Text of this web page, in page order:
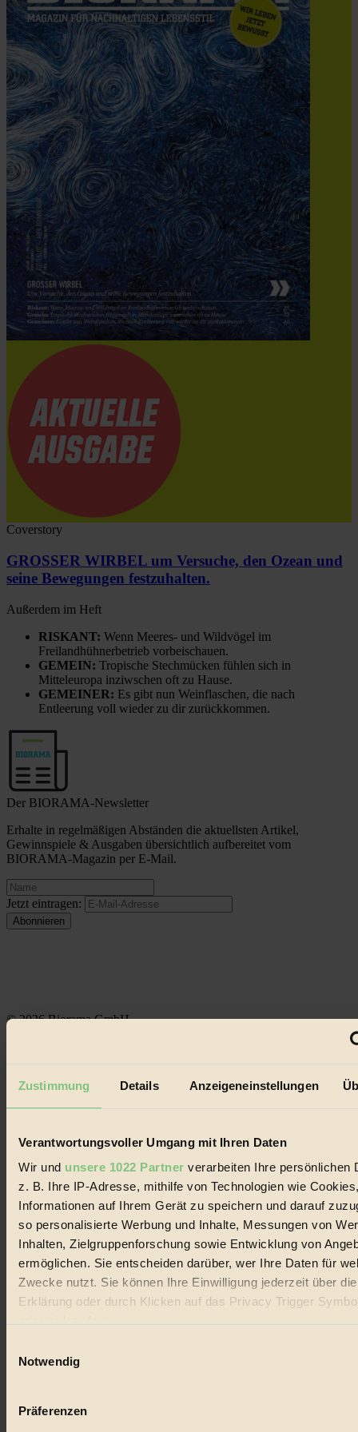
Zustimmung Details Anzeigeneinstellungen
Verantwortungsvoller Umgang mit Ihren Daten
Wir und unsere 1022 Partner verarbeiten Ihre persönlichen
z. B. Ihre IP-Adresse, mithilfe von Technologien wie
Informationen auf Ihrem Gerät zu speichern und darauf
so personalisierte Werbung und Inhalte, Messungen von
Inhalten, Zielgruppenforschung sowie Entwicklung von
ermöglichen. Sie entscheiden darüber, wer Ihre Daten für
Zwecke nutzt. Sie können Ihre Einwilligung jederzeit über
Erklärung oder durch Klicken auf das Privacy Trigger
Wenn Sie es erlauben, würden wir auch gerne:
Ihr Gerät durch aktives Scannen nach bestimmten
Notwendig
Präferenzen
Coverstory
GROSSER WIRBEL um Versuche, den Ozean und
seine Bewegungen festzuhalten.
Außerdem im Heft
RISKANT: Wenn Meeres- und Wildvögel im
Freilandhühnerbetrieb vorbeischauen.
GEMEIN: Tropische Stechmücken fühlen sich in
Mitteleuropa inziwschen oft zu Hause.
GEMEINER: Es gibt nun Weinflaschen, die nach
Entleerung voll wieder zu dir zurückkommen.
Der BIORAMA-Newsletter
Erhalte in regelmäßigen Abständen die aktuellsten Artikel,
Gewinnspiele & Ausgaben übersichtlich aufbereitet vom
BIORAMA-Magazin per E-Mail.
Jetzt eintragen:
© 2026 Biorama GmbH
Datenschutz
Handels mit Bioprodukten, des Fair-Trade sowie der Branche
alternativer Energien.
Social Media
22.601 Fans auf Facebook
Folge uns auf Instagram
Themen
Bio
#
Vegan